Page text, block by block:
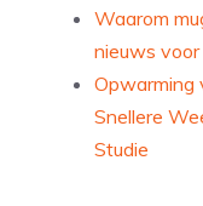
Waarom
nieuws voor
Opwarming
Snellere
Studie